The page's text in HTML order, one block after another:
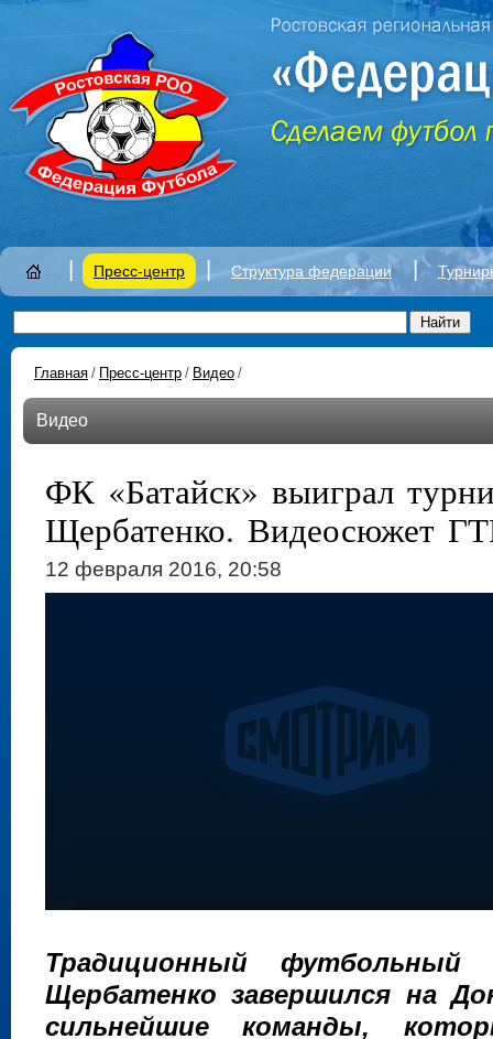
Пресс-центр Структура федерации |
Главная / Пресс-центр / Видео /
Видео
ФК «Батайск» выиграл
Щербатенко. Видеосюжет
12 февраля 2016, 20:58
Традиционный
Щербатенко завершился на
сильнейшие команды,